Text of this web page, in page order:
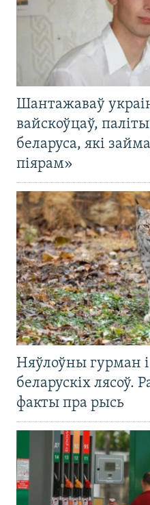
Шантажаваў
вайскоўцаў,
беларуса, які
піярам»
Няўлоўны гурман
беларускіх лясоў.
факты пра рысь